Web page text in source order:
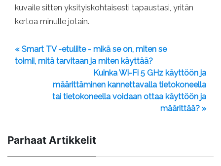
kuvaile sitten yksityiskohtaisesti tapaustasi, yritän
kertoa minulle jotain.
« Smart TV -etuliite - mikä se on, miten se
toimii, mitä tarvitaan ja miten käyttää?
Kuinka Wi-Fi 5 GHz käyttöön ja
määrittäminen kannettavalla tietokoneella
tai tietokoneella voidaan ottaa käyttöön ja
määrittää? »
Parhaat Artikkelit